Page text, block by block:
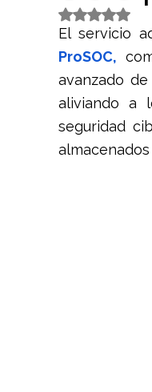
Combate IA con IA
Obtuvo
El servicio
ProSOC,
avanzado
aliviando a
seguridad